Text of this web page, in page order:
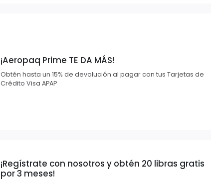
¡Aeropaq Prime TE DA MÁS!
Obtén hasta un 15% de devolución al pagar con tus Tarjetas de
Crédito Visa APAP
¡Regístrate con nosotros y obtén 20 libras gratis
por 3 meses!